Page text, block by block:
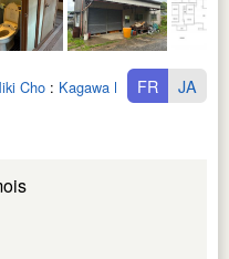
Cho : Kagawa KenFR JA